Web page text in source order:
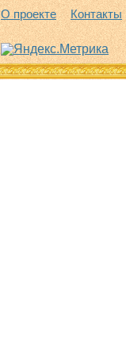
О проекте
Контакты